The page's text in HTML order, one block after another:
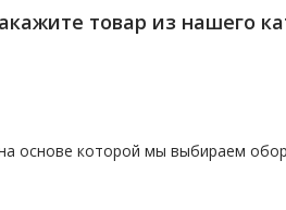
товар из нашего
основе которой мы выбираем